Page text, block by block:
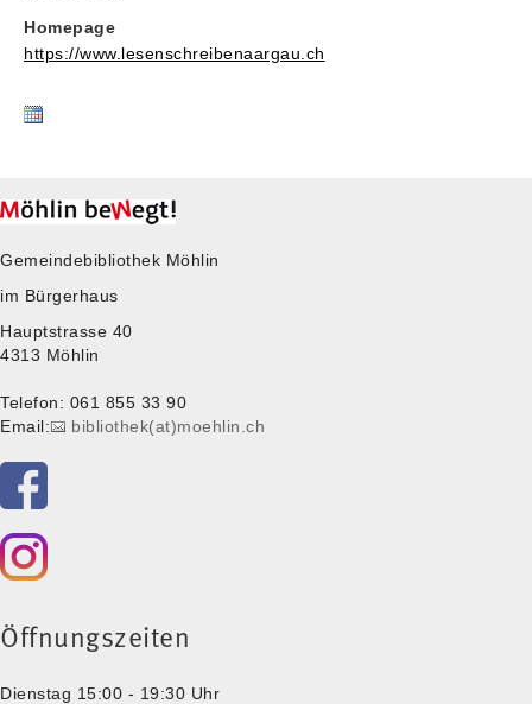
Homepage
https://www.lesenschreibenaargau.ch
Gemeindebibliothek Möhlin
im Bürgerhaus
Hauptstrasse 40
4313 Möhlin
Telefon: 061 855 33 90
Email:
bibliothek(at)moehlin.ch
Öffnungszeiten
Dienstag 15:00 - 19:30 Uhr